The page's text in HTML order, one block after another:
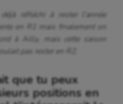
déjà réfléchi à rester l’année
en R1 mais finalement on
à Ailly, mais cette saison
pas rester en R2.
que tu peux
positions en